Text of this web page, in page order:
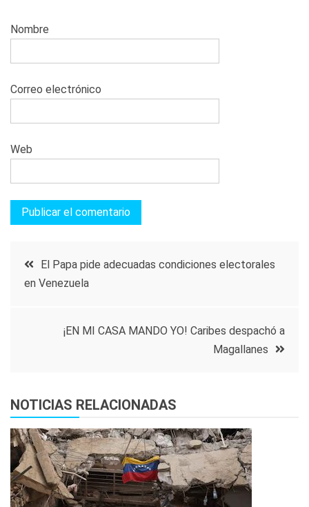
Nombre
Correo electrónico
Web
Navegación
entradas
El Papa pide adecuadas condiciones electorales
en Venezuela
¡EN MI CASA MANDO YO! Caribes despachó a
Magallanes
NOTICIAS RELACIONADAS